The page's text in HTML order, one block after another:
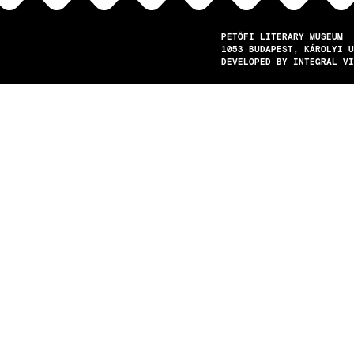
PETŐFI LITERARY MUSEUM
1053
BUDAPEST
KÁROLYI
DEVELOPED BY INTEGRAL